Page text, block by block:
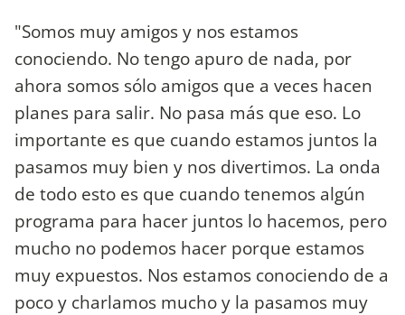
"Somos muy amigos y nos estamos
conociendo. No tengo apuro de nada, por
ahora somos sólo amigos que a veces hacen
planes para salir. No pasa más que eso. Lo
importante es que cuando estamos juntos la
pasamos muy bien y nos divertimos. La onda
de todo esto es que cuando tenemos algún
programa para hacer juntos lo hacemos, pero
mucho no podemos hacer porque estamos
muy expuestos. Nos estamos conociendo de a
poco y charlamos mucho y la pasamos muy